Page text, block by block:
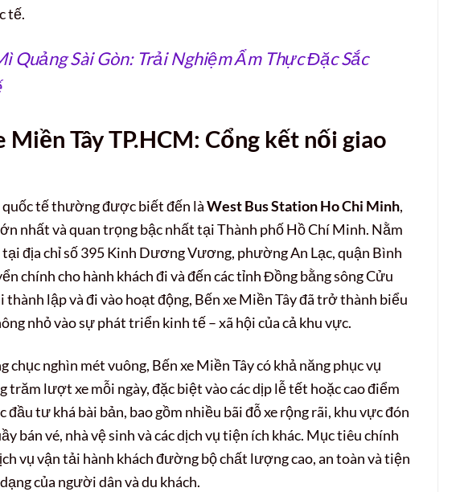
tế.
Quảng Sài Gòn: Trải Nghiệm Ẩm Thực Đặc Sắc
Miền Tây TP.HCM: Cổng kết nối giao
quốc tế thường được biết đến làWest Bus Station Ho Chi Minh,
nhất và quan trọng bậc nhất tại Thành phố Hồ Chí Minh. Nằm
địa chỉ số 395 Kinh Dương Vương, phường An Lạc, quận Bình
chính cho hành khách đi và đến các tỉnh Đồng bằng sông Cửu
thành lập và đi vào hoạt động, Bến xe Miền Tây đã trở thành biểu
nhỏ vào sự phát triển kinh tế – xã hội của cả khu vực.
nghìn mét vuông, Bến xe Miền Tây có khả năng phục vụ
trăm lượt xe mỗi ngày, đặc biệt vào các dịp lễ tết hoặc cao điểm
tư khá bài bản, bao gồm nhiều bãi đỗ xe rộng rãi, khu vực đón
bán vé, nhà vệ sinh và các dịch vụ tiện ích khác. Mục tiêu chính
vụ vận tải hành khách đường bộ chất lượng cao, an toàn và tiện
của người dân và du khách.